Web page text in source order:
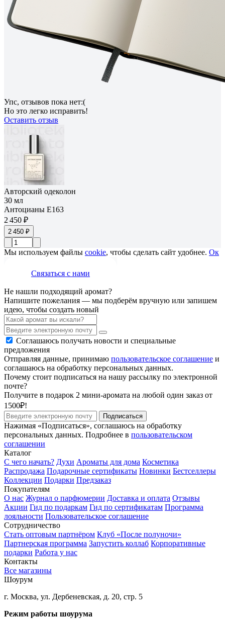
Упс, отзывов пока нет:(
Но это легко исправить!
Оставить отзыв
Авторский одеколон
30 мл
Антоцианы E163
2 450 ₽
2 450 ₽
Мы используем файлы cookie, чтобы сделать сайт удобнее. Ок
Связаться с нами
Не нашли подходящий аромат?
Напишите пожелания — мы подберём вручную или запишем
идею, чтобы создать новый
Соглашаюсь получать новости и специальные
предложения
Отправляя данные, принимаю пользовательское соглашение и
соглашаюсь на обработку персональных данных.
Почему стоит подписаться на нашу рассылку по электронной
почте?
Получите в подарок 2 мини-аромата на любой один заказ от
1500₽!
Подписаться
Нажимая «Подписаться», соглашаюсь на обработку
персональных данных. Подробнее в пользовательском
соглашении
Каталог
С чего начать? Духи Ароматы для дома Косметика
Распродажа Подарочные сертификаты Новинки Бестселлеры
Коллекции Подарки Предзаказ
Покупателям
О нас Журнал о парфюмерии Доставка и оплата Отзывы
Акции Гид по подаркам Гид по сертификатам Программа
лояльности Пользовательское соглашение
Сотрудничество
Стать оптовым партнёром Клуб «После полуночи»
Партнерская программа Запустить коллаб Корпоративные
подарки Работа у нас
Контакты
Все магазины
Шоурум
г. Москва, ул. Дербеневская, д. 20, стр. 5
Режим работы шоурума